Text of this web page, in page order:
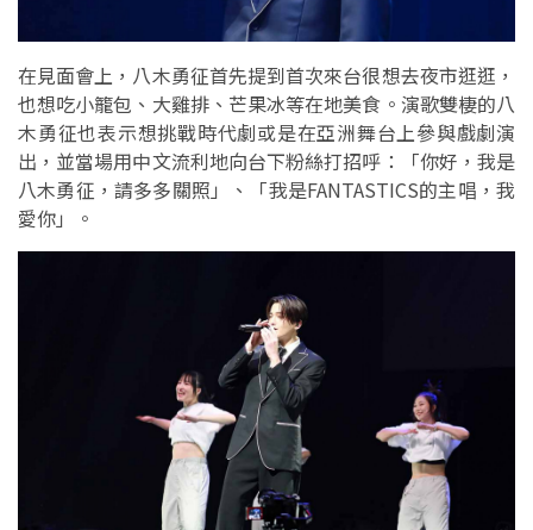
在見面會上，八木勇征首先提到首次來台很想去夜市逛逛，
也想吃小籠包、大雞排、芒果冰等在地美食。演歌雙棲的八
木勇征也表示想挑戰時代劇或是在亞洲舞台上參與戲劇演
出，並當場用中文流利地向台下粉絲打招呼：「你好，我是
八木勇征，請多多關照」、「我是FANTASTICS的主唱，我
愛你」。